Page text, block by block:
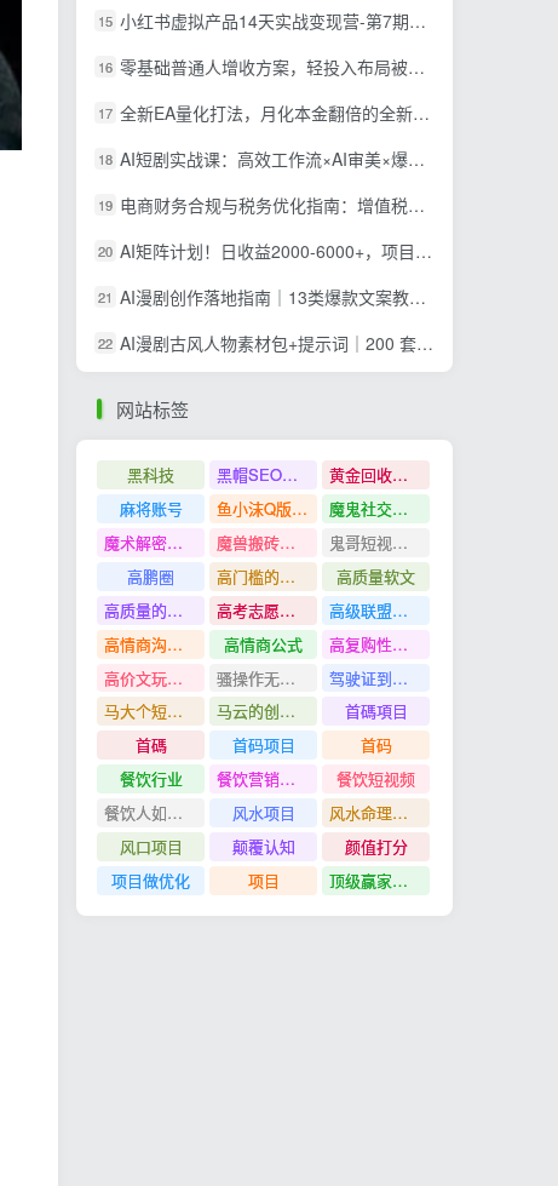
15 小红书虚拟产品14天实战变现营-第7期：需求挖掘×AI+Skill原创×产品矩阵×内容笔记×一人公司进阶×全链路
16 零基础普通人增收方案，轻投入布局被动收入，多多虚拟月收益 1-3 万
17 全新EA量化打法，月化本金翻倍的全新策略，安全稳定持续输出
18 AI短剧实战课：高效工作流×AI审美×爆款拆解×文案角色场景分镜×LibTV进阶×站位控制×从脚本到成片交付全流程
19 电商财务合规与税务优化指南：增值税+企税+个税全覆盖，财务制度搭建落地纳税筹划方案
20 AI矩阵计划！日收益2000-6000+，项目绿色长久，安全稳健，合规靠谱，可批量放大。
21 AI漫剧创作落地指南｜13类爆款文案教学，Sora、即梦、GPT-Image全套出片工具实操教学
22 AI漫剧古风人物素材包+提示词｜200 套古代言情三视图，配套专属提示词短剧主角配角直接套用
网站标签
黑科技 黑帽SEO案例分析
黄金回收奢侈品
麻将账号
鱼小沫Q版人物团练课
魔鬼社交实战课全套课程
魔术解密教程
魔兽搬砖搞钱
鬼哥短视频底层逻辑
高鹏圈
高门槛的生意
高质量软文
高质量的问答和知识分享
高考志愿填报
高级联盟营销教程
高情商沟通管理课
高情商公式
高复购性行业
高价文玩众筹分红项目
骚操作无脑裂变
驾驶证到期换证
马大个短视频投放课
马云的创业故事
首碼項目
首碼
首码项目
首码
餐饮行业
餐饮营销管理特训班
餐饮短视频
餐饮人如何用团购给门店拓客
风水项目
风水命理项目
风口项目
颠覆认知
颜值打分
项目做优化
项目 顶级赢家思维